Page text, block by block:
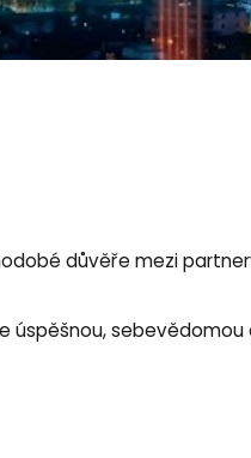
důvěře mezi
úspěšnou,